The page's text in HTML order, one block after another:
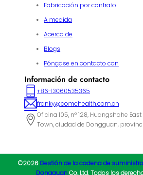
Fabricación por contrato
A medida
Acerca de
Blogs
Póngase en contacto con
Información de contacto
+86-13060535365
franky@comehealth.com.cn
Oficina 105, nº 128, Huangshahe
Town, ciudad de Dongguan,
©2026Gestión de la cadena de
DongguanCo, Ltd. Todos los